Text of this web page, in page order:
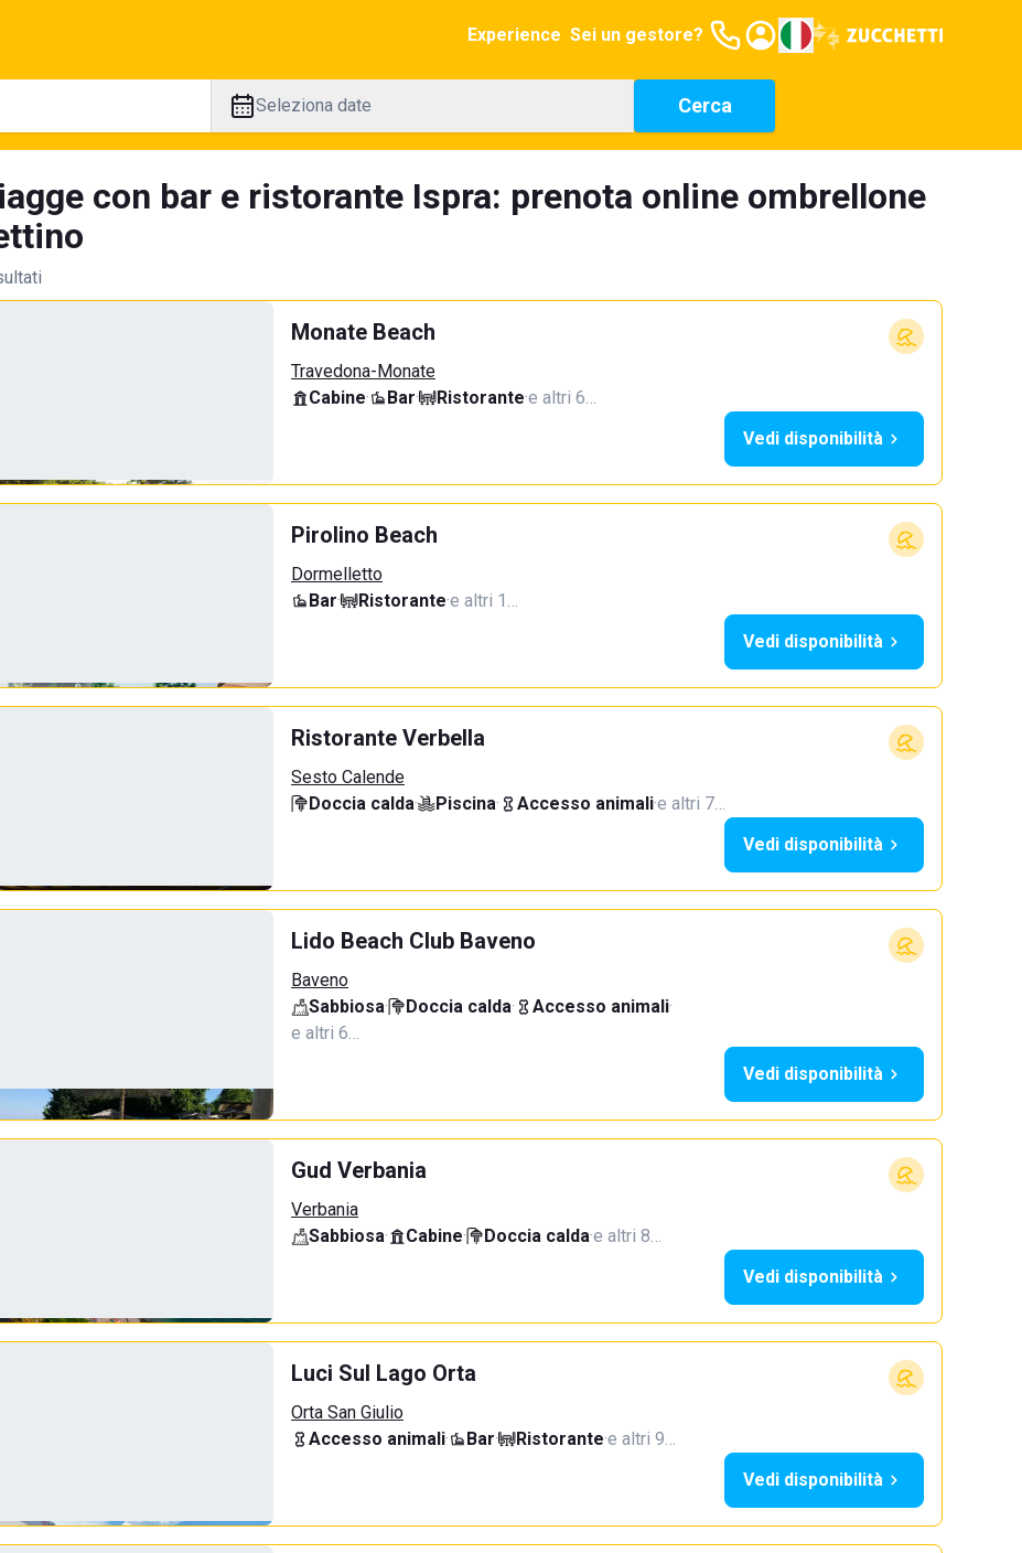
Experience Sei un gestore?
Seleziona date Cerca
con bar e ristorante Ispra: prenota online ombrellone
Monate Beach
Travedona-Monate
Cabine· Bar· Ristorante·e altri 6…
Vedi disponibilità
Pirolino Beach
Dormelletto
Bar· Ristorante·e altri 1…
Vedi disponibilità
Ristorante Verbella
Sesto Calende
Doccia calda· Piscina· Accesso animali·e altri 7…
Vedi disponibilità
Lido Beach Club Baveno
Baveno
Sabbiosa· Doccia calda· Accesso animali·
e altri 6…
Vedi disponibilità
Gud Verbania
Verbania
Sabbiosa· Cabine· Doccia calda·e altri 8…
Vedi disponibilità
Luci Sul Lago Orta
Orta San Giulio
Accesso animali· Bar· Ristorante·e altri 9…
Vedi disponibilità